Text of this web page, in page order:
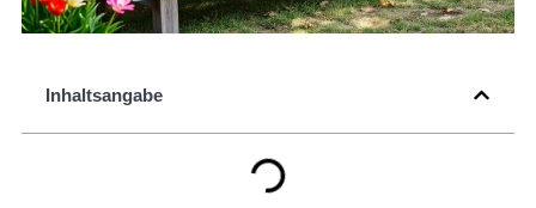
Inhaltsangabe